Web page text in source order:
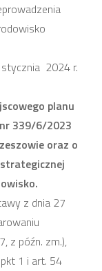
2024 r.
planu
nr 339/6/2023
oraz o
z dnia 27
z późn. zm.),
1 i art. 54